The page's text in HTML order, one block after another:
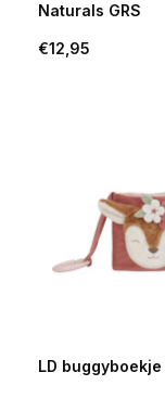
Naturals GRS
€12,95
LD buggyboekje